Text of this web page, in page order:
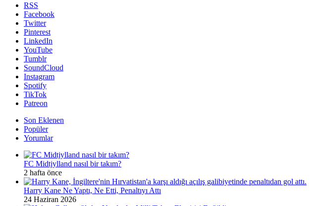
RSS
Facebook
Twitter
Pinterest
LinkedIn
YouTube
Tumblr
SoundCloud
Instagram
Spotify
TikTok
Patreon
Son Eklenen
Popüler
Yorumlar
FC Midtjylland nasıl bir takım?
2 hafta önce
Harry Kane Ne Yaptı, Ne Etti, Penaltıyı Attı
24 Haziran 2026